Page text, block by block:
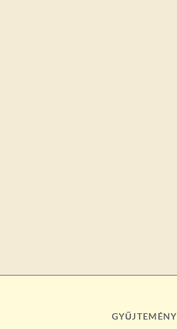
GYŰJTEMÉNY